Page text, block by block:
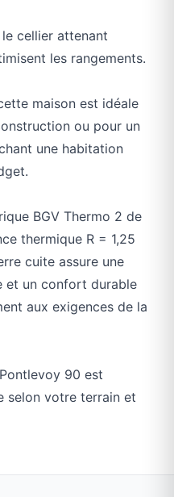
cellier attenant
les rangements.
maison est idéale
ou pour un
une habitation
BGV Thermo 2 de
thermique R = 1,25
cuite assure une
et un confort durable
aux exigences de la
90 est
selon votre terrain et